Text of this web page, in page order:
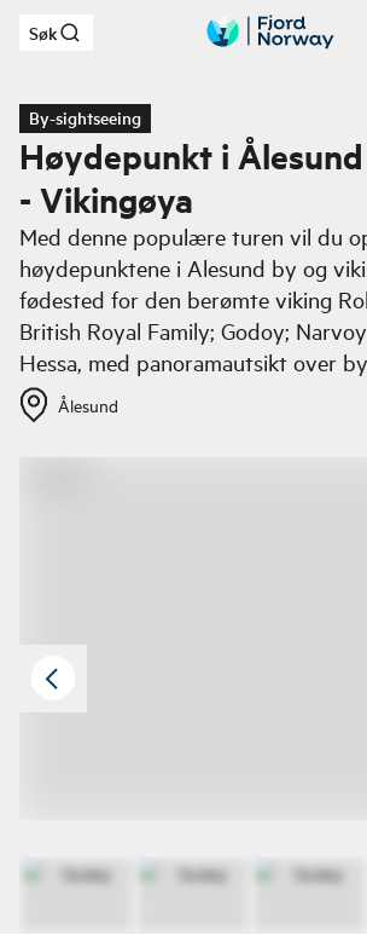
Hopp til hovedinnhold
Søk
By-sightseeing
Høydepunkt i
- Vikingøya
Med denne populære turen vil du
høydepunktene i Alesund by og
fødested for den berømte viking
British Royal Family; Godoy;
Hessa, med panoramautsikt over
Ålesund